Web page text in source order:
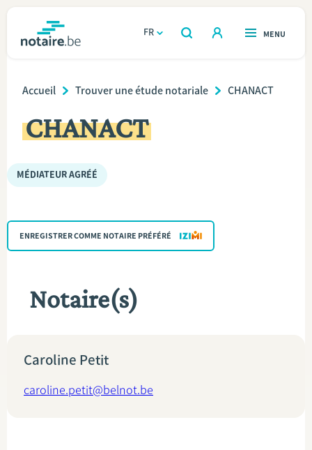
FR
OUVERT
RECHERCHER
OUVERT
MENU
Immobilier
Relations et vivre ensemble
Héritage et donations
TROUVER UN NOTAIRE
Breadcrumb
Accueil Trouver une étude notariale CHANACT
CHANACT
MÉDIATEUR AGRÉÉ
ENREGISTRER COMME NOTAIRE PRÉFÉRÉ
Notaire(s)
Caroline Petit
caroline.petit@belnot.be